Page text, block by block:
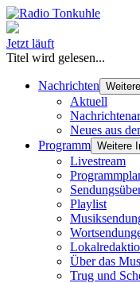
Jetzt läuft
Titel wird gelesen...
Nachrichten
Aktuell
Neues aus
Programm Weitere
Livestream
Playlist
Über das
Trug und